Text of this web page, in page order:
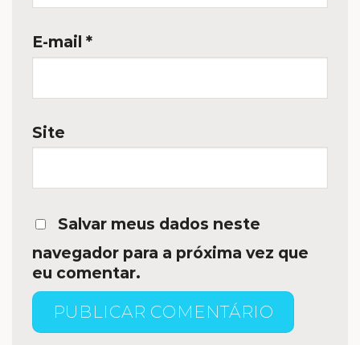
E-mail *
Site
Salvar meus dados neste
navegador para a próxima vez que
eu comentar.